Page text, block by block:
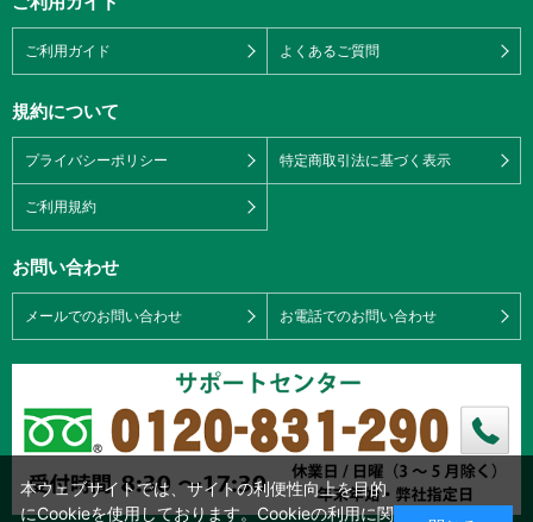
ご利用ガイド よくあるご質問
規約について
プライバシーポリシー 特定商取引法に基づく表示
ご利用規約
お問い合わせ
メールでのお問い合わせ お電話でのお問い合わせ
本ウェブサイトでは、サイトの利便性向上を目的
にCookieを使用しております。Cookieの利用に関